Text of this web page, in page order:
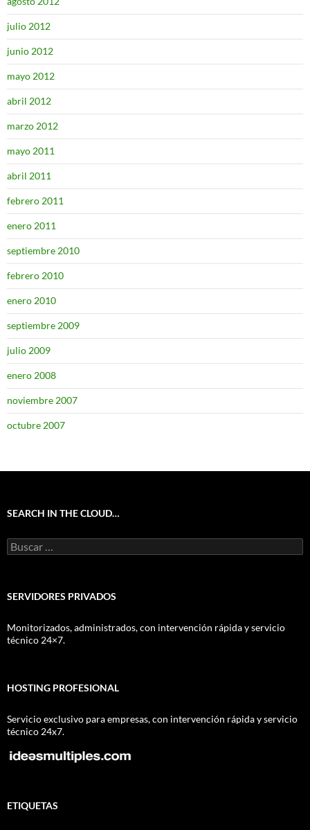
julio 2012
junio 2012
mayo 2012
abril 2012
marzo 2012
mayo 2011
abril 2011
febrero 2011
enero 2011
septiembre 2010
febrero 2010
enero 2010
septiembre 2009
julio 2009
enero 2008
noviembre 2007
octubre 2007
SEARCH IN THE CLOUD…
Buscar:
SERVIDORES PRIVADOS
Monitorizados, administrados, con intervención rápida y servicio
técnico 24×7.
HOSTING PROFESIONAL
Servicio exclusivo para empresas, con intervención rápida y servicio
técnico 24x7.
ETIQUETAS